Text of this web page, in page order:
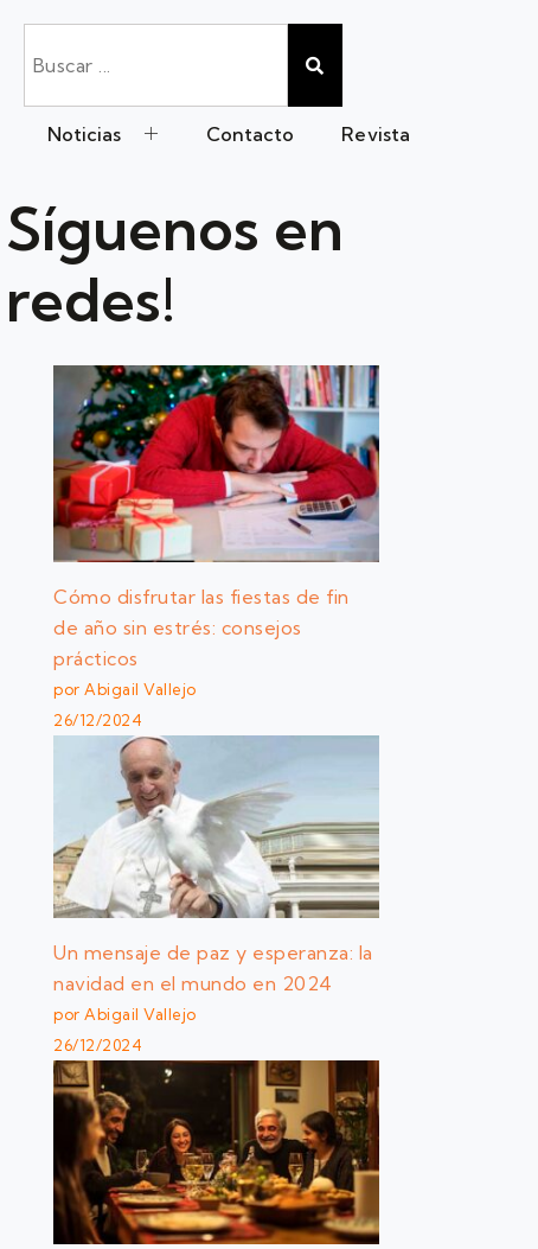
Noticias Contacto Revista
Síguenos en
redes!
Cómo disfrutar las fiestas de fin
de año sin estrés: consejos
prácticos
por Abigail Vallejo
26/12/2024
Un mensaje de paz y esperanza: la
navidad en el mundo en 2024
por Abigail Vallejo
26/12/2024